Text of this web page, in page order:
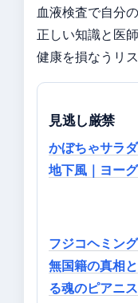
血液検査で自分
正しい知識と医
健康を損なうリ
見逃し厳禁
かぼちゃサラ
地下風｜ヨー
フジコヘミン
無国籍の真相
る魂のピアニ